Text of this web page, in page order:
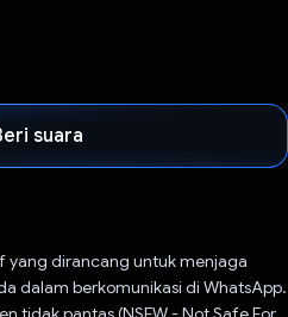
suara
yang dirancang untuk menjaga
dalam berkomunikasi di WhatsApp.